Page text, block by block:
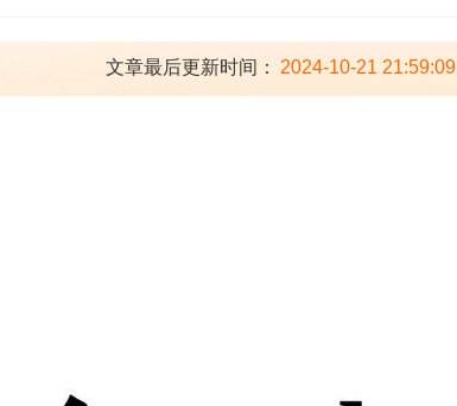
文章最后更新时间： 2024-10-21 21:59:09